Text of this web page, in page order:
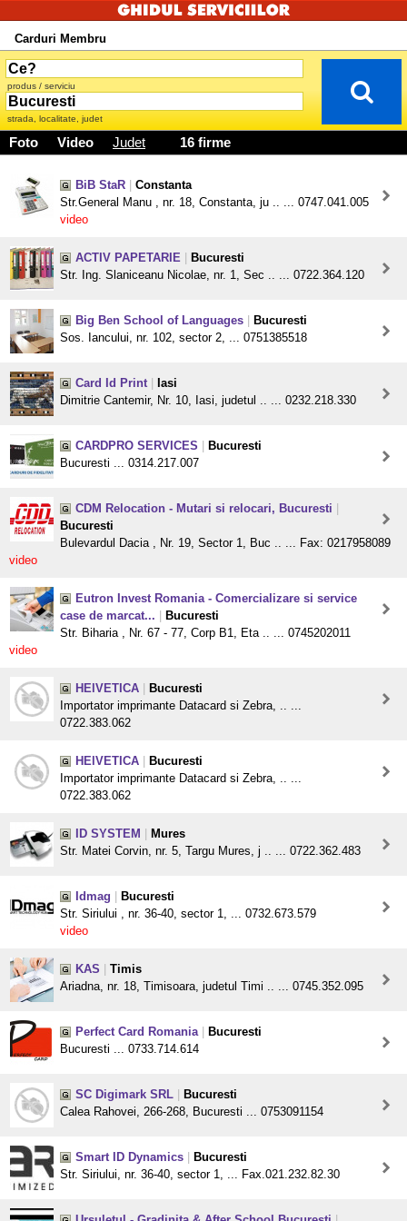
Carduri Membru
produs / serviciu
strada, localitate, judet
Foto Video Judet 16 firme
BiB StaR
Constanta
Str.General Manu , nr. 18, Constanta, ju .. ... 0747.041.005
video
ACTIV PAPETARIE
Bucuresti
Str. Ing. Slaniceanu Nicolae, nr. 1, Sec .. ... 0722.364.120
Big Ben School of Languages
Bucuresti
Sos. Iancului, nr. 102, sector 2, ... 0751385518
Card Id Print
Iasi
Dimitrie Cantemir, Nr. 10, Iasi, judetul .. ... 0232.218.330
CARDPRO SERVICES
Bucuresti
Bucuresti ... 0314.217.007
CDM Relocation - Mutari si relocari, Bucuresti
Bucuresti
Bulevardul Dacia , Nr. 19, Sector 1, Buc .. ... Fax: 0217958089
video
Eutron Invest Romania - Comercializare si service
case de marcat...
Bucuresti
Str. Biharia , Nr. 67 - 77, Corp B1, Eta .. ... 0745202011
video
HElVETICA
Bucuresti
Importator imprimante Datacard si Zebra, .. ...
0722.383.062
HElVETICA
Bucuresti
Importator imprimante Datacard si Zebra, .. ...
0722.383.062
ID SYSTEM
Mures
Str. Matei Corvin, nr. 5, Targu Mures, j .. ... 0722.362.483
Idmag
Bucuresti
Str. Siriului , nr. 36-40, sector 1, ... 0732.673.579
video
KAS
Timis
Ariadna, nr. 18, Timisoara, judetul Timi .. ... 0745.352.095
Perfect Card Romania
Bucuresti
Bucuresti ... 0733.714.614
SC Digimark SRL
Bucuresti
Calea Rahovei, 266-268, Bucuresti ... 0753091154
Smart ID Dynamics
Bucuresti
Str. Siriului, nr. 36-40, sector 1, ... Fax.021.232.82.30